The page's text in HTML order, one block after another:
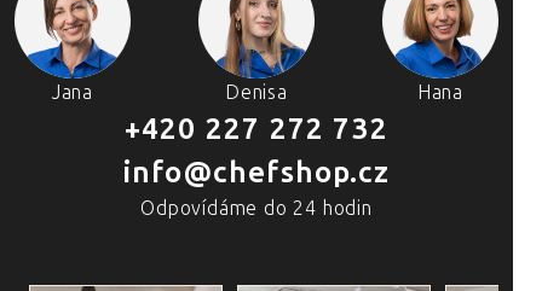
Jana Denisa Hana
+420 227 272 732
info@chefshop.cz
Odpovídáme do 24 hodin